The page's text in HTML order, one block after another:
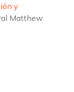
y
Matthew